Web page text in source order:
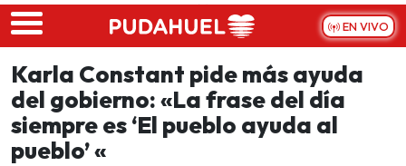
Skip to main content
EN VIVO
Karla Constant pide más ayuda
del gobierno: «La frase del día
siempre es ‘El pueblo ayuda al
pueblo’ «